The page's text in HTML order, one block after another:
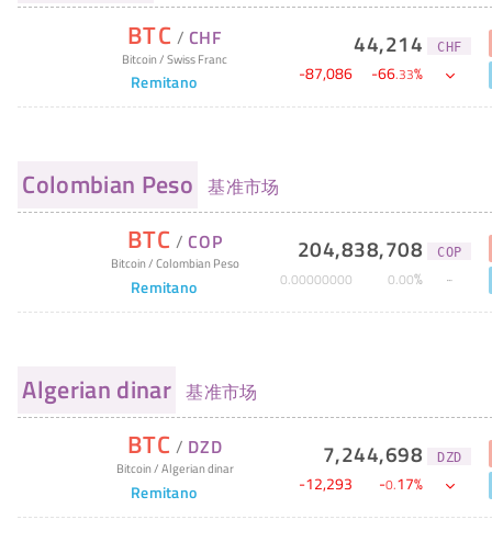
BTC / CHF
Bitcoin/Swiss Franc
Remitano
44,214 CHF
-87,086 -66.33%
Colombian Peso 基准市场
BTC /COP
Bitcoin/Colombian Peso
Remitano
204,838,708 COP
0.00000000 0.00%
Algerian dinar 基准市场
BTC / DZD
Bitcoin/Algerian dinar
Remitano
7,244,698 DZD
-12,293 -0.17%